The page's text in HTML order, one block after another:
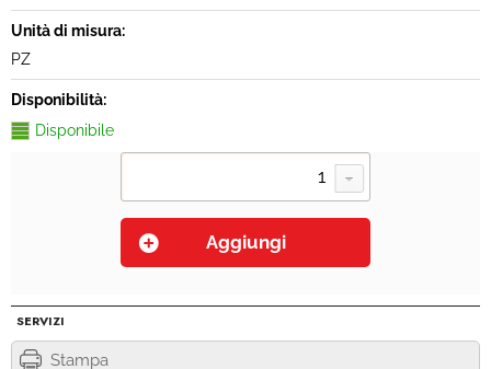
Unità di misura:
PZ
Disponibilità:
Disponibile
SERVIZI
Stampa